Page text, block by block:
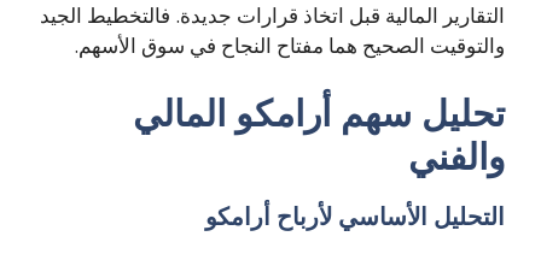
التقارير المالية قبل اتخاذ قرارات جديدة. فالتخطيط الجيد
والتوقيت الصحيح هما مفتاح النجاح في سوق الأسهم.
تحليل سهم أرامكو المالي
والفني
التحليل الأساسي لأرباح أرامكو